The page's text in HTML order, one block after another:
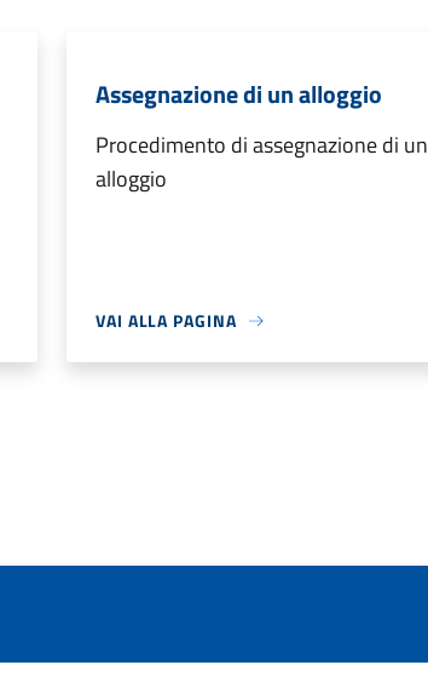
Assegnazione di un alloggio
Procedimento di assegnazione di un
alloggio
VAI ALLA PAGINA